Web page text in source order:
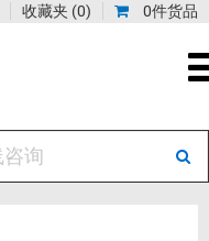
0件货品
收藏夹 (0)